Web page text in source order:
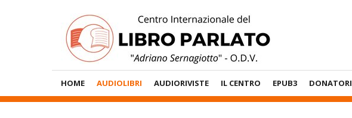
Menù
Principale
HOME AUDIOLIBRI AUDIORIVISTE IL CENTRO EPUB3 DONATORI